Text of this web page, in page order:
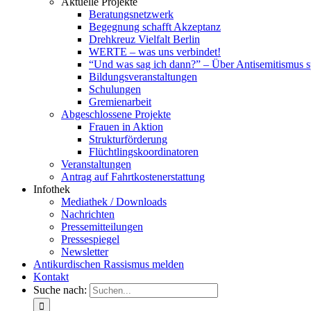
Beratungsnetzwerk
Begegnung schafft Akzeptanz
Drehkreuz Vielfalt Berlin
WERTE – was uns verbindet!
“Und was sag ich dann?” – Über Antisemitismus
Bildungsveranstaltungen
Schulungen
Gremienarbeit
Abgeschlossene Projekte
Frauen in Aktion
Strukturförderung
Flüchtlingskoordinatoren
Veranstaltungen
Antrag auf Fahrtkostenerstattung
Infothek
Mediathek / Downloads
Nachrichten
Pressemitteilungen
Pressespiegel
Newsletter
Antikurdischen Rassismus melden
Kontakt
Suche nach: